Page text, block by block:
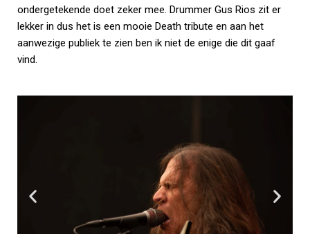
ondergetekende doet zeker mee. Drummer Gus Rios zit er
lekker in dus het is een mooie Death tribute en aan het
aanwezige publiek te zien ben ik niet de enige die dit gaaf
vind.